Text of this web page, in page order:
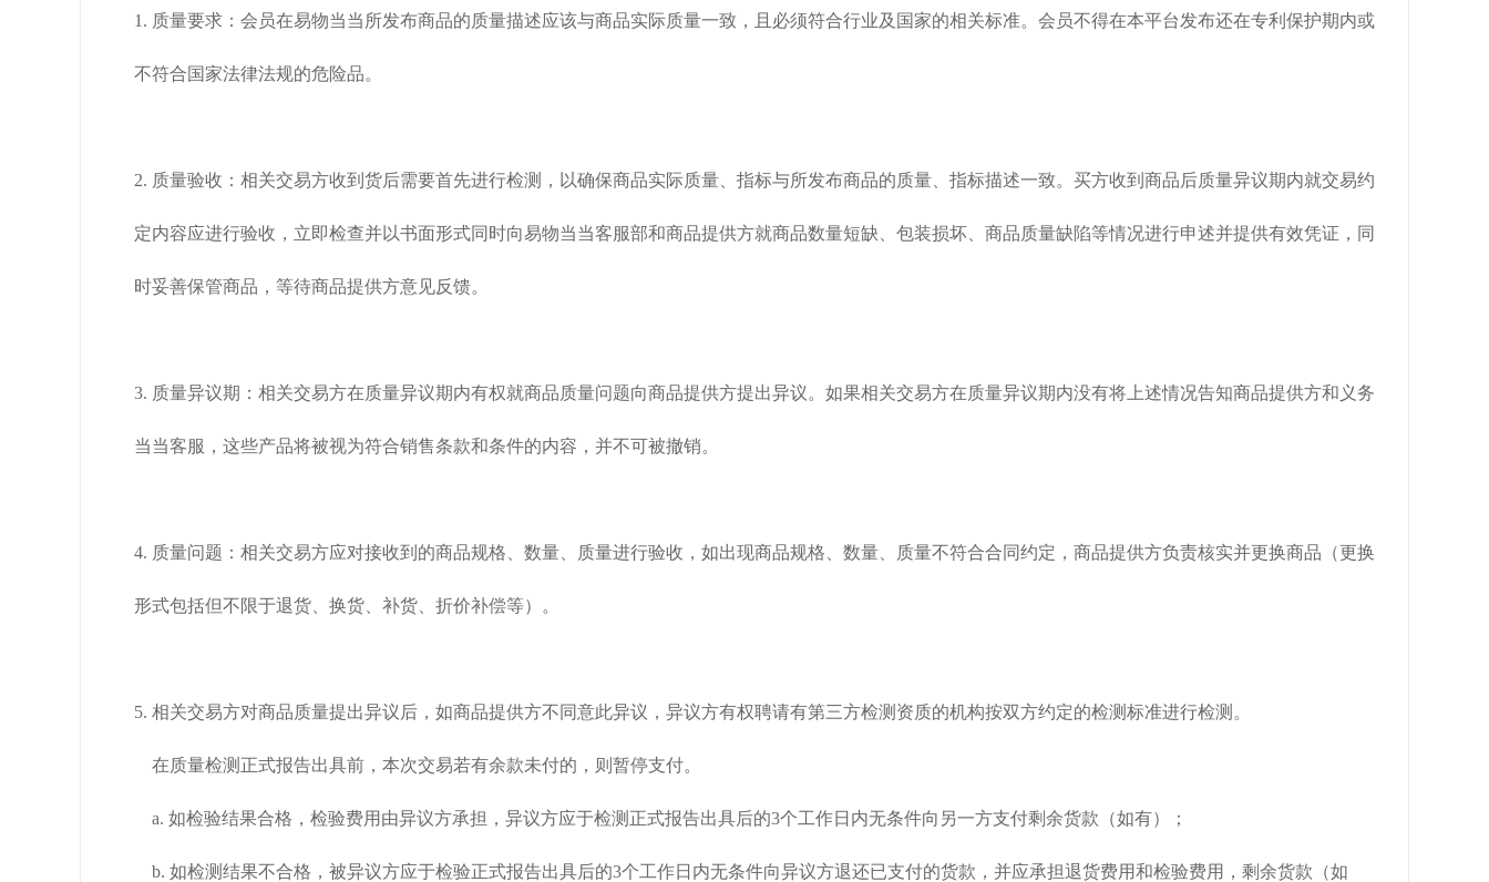
1. 质量要求：会员在易物当当所发布商品的质量描述应该与商品实际质量一致，且必须符合行业及国家的相关标准。会员不得在本平台发布还在专利保护期内或
不符合国家法律法规的危险品。
2. 质量验收：相关交易方收到货后需要首先进行检测，以确保商品实际质量、指标与所发布商品的质量、指标描述一致。买方收到商品后质量异议期内就交易约
定内容应进行验收，立即检查并以书面形式同时向易物当当客服部和商品提供方就商品数量短缺、包装损坏、商品质量缺陷等情况进行申述并提供有效凭证，同
时妥善保管商品，等待商品提供方意见反馈。
3. 质量异议期：相关交易方在质量异议期内有权就商品质量问题向商品提供方提出异议。如果相关交易方在质量异议期内没有将上述情况告知商品提供方和义务
当当客服，这些产品将被视为符合销售条款和条件的内容，并不可被撤销。
4. 质量问题：相关交易方应对接收到的商品规格、数量、质量进行验收，如出现商品规格、数量、质量不符合合同约定，商品提供方负责核实并更换商品（更换
形式包括但不限于退货、换货、补货、折价补偿等）。
5. 相关交易方对商品质量提出异议后，如商品提供方不同意此异议，异议方有权聘请有第三方检测资质的机构按双方约定的检测标准进行检测。
在质量检测正式报告出具前，本次交易若有余款未付的，则暂停支付。
a. 如检验结果合格，检验费用由异议方承担，异议方应于检测正式报告出具后的3个工作日内无条件向另一方支付剩余货款（如有）；
b. 如检测结果不合格，被异议方应于检验正式报告出具后的3个工作日内无条件向异议方退还已支付的货款，并应承担退货费用和检验费用，剩余货款（如